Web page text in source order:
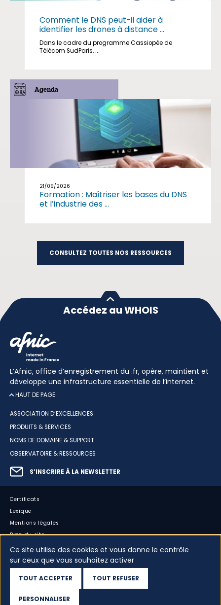
Comment le DNS peut-il aider à
identifier les drones à distance ...
Dans le cadre du programme Cassiopée de
Télécom SudParis, ...
Agenda
21/09/2026
Formation : Maîtriser les bases du DNS
et l’industrie des ...
CONSULTEZ TOUTES NOS RESSOURCES
Accédez au WHOIS
L’Afnic, office d’enregistrement du .fr, opère, maintient et
développe une infrastructure essentielle de l’internet.
HAUT DE PAGE
ASSOCIATION D’EXCELLENCES
PRODUITS & SERVICES
NOMS DE DOMAINE & SUPPORT
OBSERVATOIRE & RESSOURCES
S’INSCRIRE À LA NEWSLETTER
Certificats
Lexique
Mentions légales
Plan du site
Accessibilité : partiellement conforme
Cookies
Dispositif d’alerte
Ce site utilise des cookies et vous donne le contrôle
sur ceux que vous souhaitez activer
TOUT ACCEPTER TOUT REFUSER
PERSONNALISER